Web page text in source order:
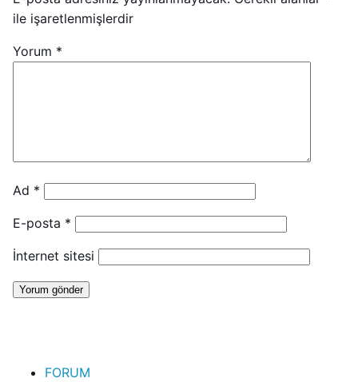
ile işaretlenmişlerdir
Yorum *
Ad *
E-posta *
İnternet sitesi
FORUM